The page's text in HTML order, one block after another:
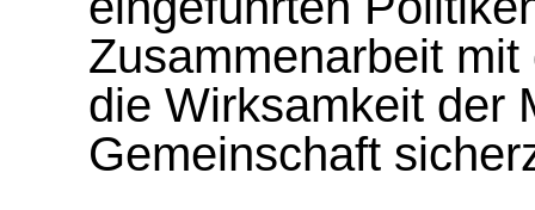
Zusammenarbeit
die Wirksamkeit der
Gemeinschaft